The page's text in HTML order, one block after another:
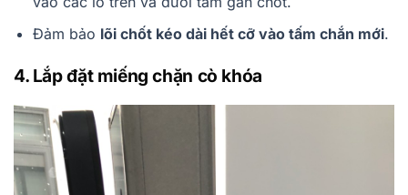
Đảm bảo lõi chốt kéo dài hết cỡ vào tấm chắn mới.
4. Lắp đặt miếng chặn cò khóa